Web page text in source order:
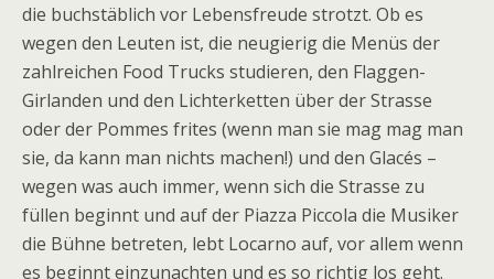
die buchstäblich vor Lebensfreude strotzt. Ob es
wegen den Leuten ist, die neugierig die Menüs der
zahlreichen Food Trucks studieren, den Flaggen-
Girlanden und den Lichterketten über der Strasse
oder der Pommes frites (wenn man sie mag mag man
sie, da kann man nichts machen!) und den Glacés –
wegen was auch immer, wenn sich die Strasse zu
füllen beginnt und auf der Piazza Piccola die Musiker
die Bühne betreten, lebt Locarno auf, vor allem wenn
es beginnt einzunachten und es so richtig los geht.